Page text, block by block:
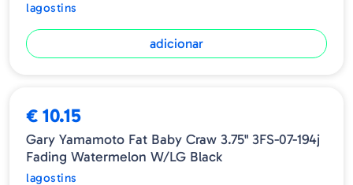
lagostins
adicionar
€ 10.15
Gary Yamamoto Fat Baby Craw 3.75" 3FS-07-194j
Fading Watermelon W/LG Black
lagostins